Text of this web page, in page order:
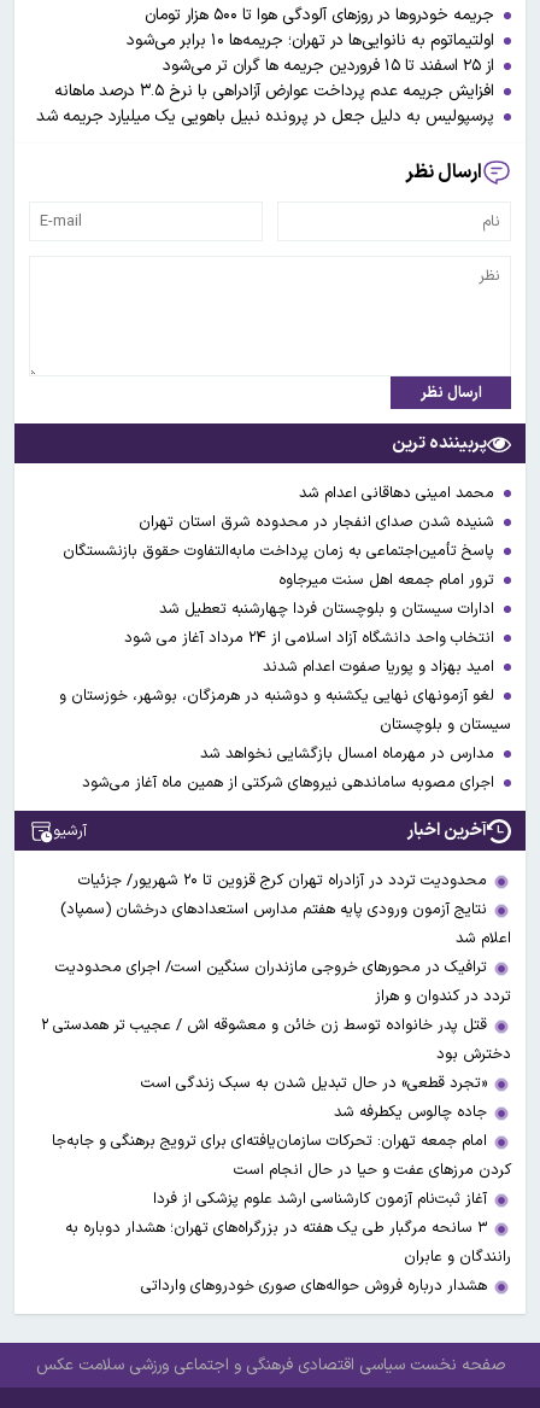
جریمه خودروها در روزهای آلودگی هوا تا ۵۰۰ هزار تومان
اولتیماتوم به نانوایی‌ها در تهران؛ جریمه‌ها ۱۰ برابر می‌شود
از ۲۵ اسفند تا ۱۵ فروردین جریمه ها گران تر می‌شود
افزایش جریمه عدم پرداخت عوارض آزادراهی با نرخ ۳.۵ درصد ماهانه
پرسپولیس به دلیل جعل در پرونده نبیل باهویی یک میلیارد جریمه شد
ارسال نظر
ارسال نظر
پربیننده ترین
محمد امینی دهاقانی اعدام شد
شنیده شدن صدای انفجار در محدوده شرق استان تهران
پاسخ تأمین‌اجتماعی به زمان پرداخت مابه‌التفاوت حقوق بازنشستگان
ترور امام جمعه اهل سنت میرجاوه
ادارات سیستان و بلوچستان فردا چهارشنبه تعطیل شد
انتخاب واحد دانشگاه آزاد اسلامی از ۲۴ مرداد آغاز می شود
امید بهزاد و پوریا صفوت اعدام شدند
لغو آزمونهای نهایی یکشنبه و دوشنبه در هرمزگان، بوشهر، خوزستان و
سیستان و بلوچستان
مدارس در مهرماه امسال بازگشایی نخواهد شد
اجرای مصوبه ساماندهی نیرو‌های شرکتی از همین ماه آغاز می‌شود
آخرین اخبار آرشیو
محدودیت تردد در آزادراه تهران کرج قزوین تا ۲۰ شهریور/ جزئیات
نتایج آزمون ورودی پایه هفتم مدارس استعدادهای درخشان (سمپاد)
اعلام شد
ترافیک در محورهای خروجی مازندران سنگین است/ اجرای محدودیت
تردد در کندوان و هراز
قتل پدر خانواده توسط زن خائن و معشوقه اش / عجیب تر همدستی ۲
دخترش بود
«تجرد قطعی» در حال تبدیل شدن به سبک زندگی است
جاده چالوس یکطرفه شد
امام جمعه تهران: تحرکات سازمان‌یافته‌ای برای ترویج برهنگی و جابه‌جا
کردن مرزهای عفت و حیا در حال انجام است
آغاز ثبت‌نام‌ آزمون کارشناسی ارشد علوم پزشکی از فردا
۳ سانحه مرگبار طی یک هفته در بزرگراه‌های تهران؛ هشدار دوباره به
رانندگان و عابران
هشدار درباره فروش حواله‌های صوری خودروهای وارداتی
صفحه نخست سیاسی اقتصادی فرهنگی و اجتماعی ورزشی سلامت عکس